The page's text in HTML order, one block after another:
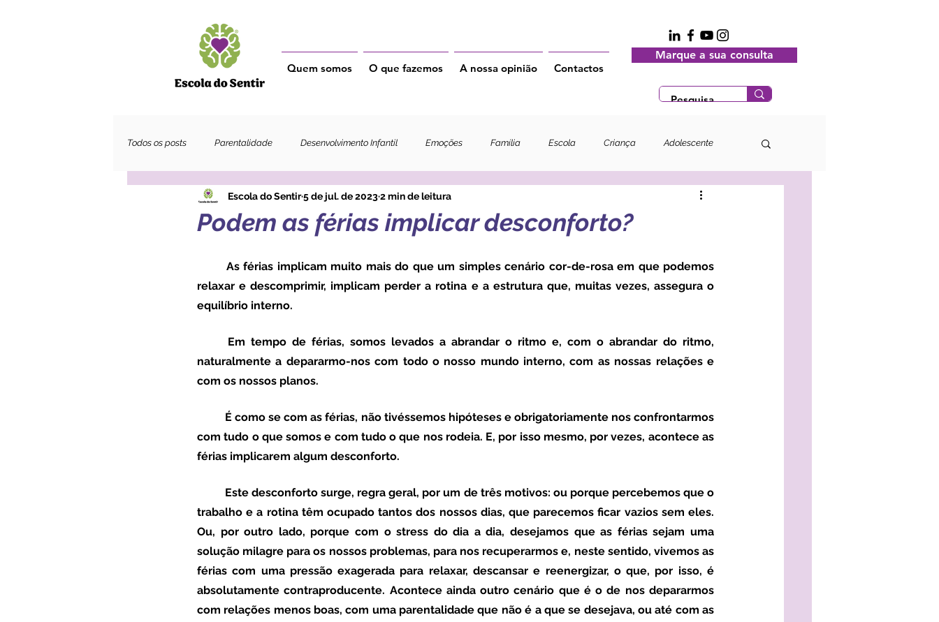
Quem somos O que fazemos A nossa opinião Contactos
Marque a sua consulta
Todos os posts Parentalidade Desenvolvimento Infantil Emoções Família Escola Criança Adolescente
Podem as férias implicar desconforto?
Escola do Sentir5 de jul. de 20232 min de leitura
relaxar e descomprimir, implicam perder a rotina e a estrutura que, muitas vezes, assegura o
equilíbrio interno.
naturalmente a depararmo-nos com todo o nosso mundo interno, com as nossas relações e
com os nossos planos.
com tudo o que somos e com tudo o que nos rodeia. E, por isso mesmo, por vezes, acontece as
férias implicarem algum desconforto.
trabalho e a rotina têm ocupado tantos dos nossos dias, que parecemos ficar vazios sem eles.
Ou, por outro lado, porque com o stress do dia a dia, desejamos que as férias sejam uma
solução milagre para os nossos problemas, para nos recuperarmos e, neste sentido, vivemos as
férias com uma pressão exagerada para relaxar, descansar e reenergizar, o que, por isso, é
absolutamente contraproducente. Acontece ainda outro cenário que é o de nos depararmos
com relações menos boas, com uma parentalidade que não é a que se desejava, ou até com as